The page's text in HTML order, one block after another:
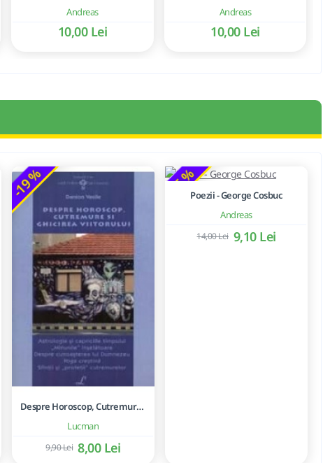
Andreas
10,00 Lei
Andreas
10,00 Lei
-19 %
Lucman
Despre Horoscop, Cutremure Si Ghicirea Viitorului
8,00 Lei
9,90 Lei
-35 %
Andreas
Poezii - George Cosbuc
9,10 Lei
14,00 Lei